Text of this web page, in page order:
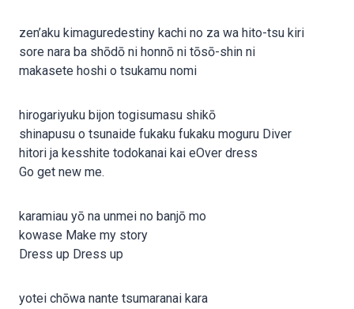
zen’aku kimaguredestiny kachi no za wa hito-tsu kiri
sore nara ba shōdō ni honnō ni tōsō-shin ni
makasete hoshi o tsukamu nomi
hirogariyuku bijon togisumasu shikō
shinapusu o tsunaide fukaku fukaku moguru Diver
hitori ja kesshite todokanai kai eOver dress
Go get new me.
karamiau yō na unmei no banjō mo
kowase Make my story
Dress up Dress up
yotei chōwa nante tsumaranai kara